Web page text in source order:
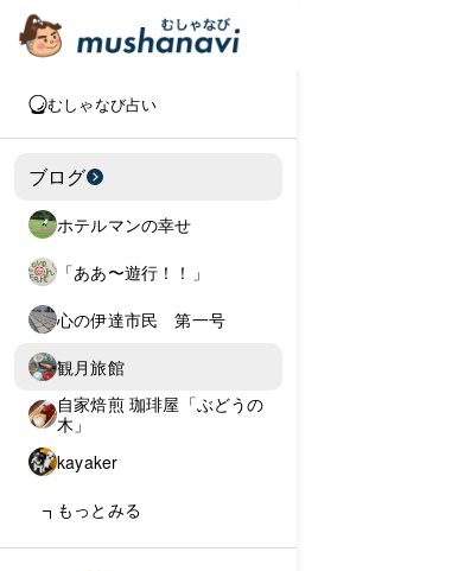
むしゃなび占い
ブログ
ホテルマンの幸せ
「ああ〜遊行！！」
心の伊達市民 第一号
観月旅館
自家焙煎 珈琲屋「ぶどうの
木」
kayaker
もっとみる